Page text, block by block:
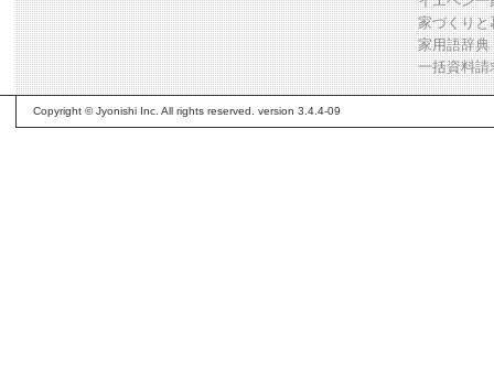
家づくりと
家用語辞典
一括資料請
Copyright © Jyonishi Inc. All rights reserved. version 3.4.4-09